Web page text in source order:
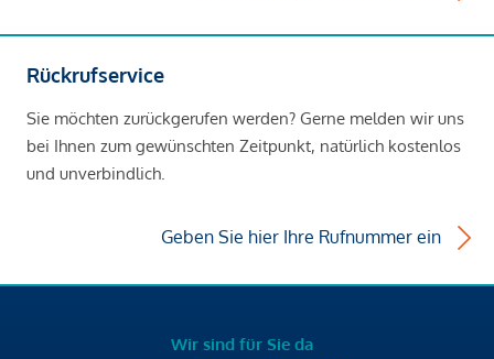
Rückrufservice
Sie möchten zurückgerufen werden? Gerne melden wir uns
bei Ihnen zum gewünschten Zeitpunkt, natürlich kostenlos
und unverbindlich.
Geben Sie hier Ihre Rufnummer ein
Wir sind für Sie da